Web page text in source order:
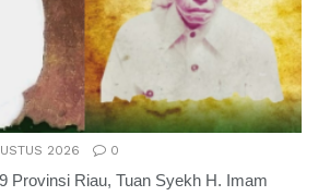
2026 0
Provinsi Riau, Tuan Syekh H. Imam